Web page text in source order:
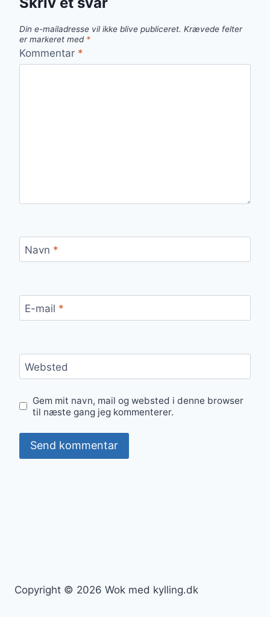
Din e-mailadresse vil ikke blive publiceret. Krævede felter
er markeret med *
Kommentar *
Navn *
E-mail *
Websted
Gem mit navn, mail og websted i denne browser
til næste gang jeg kommenterer.
Copyright © 2026 Wok med kylling.dk